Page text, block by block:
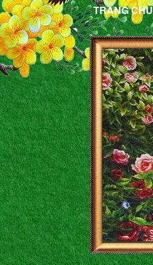
TRANG CHỦ